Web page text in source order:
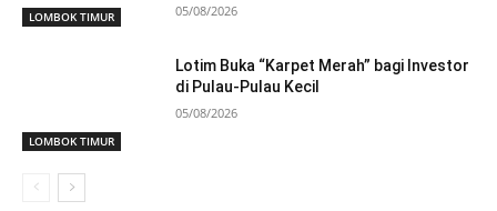
LOMBOK TIMUR 05/08/2026
LOMBOK TIMUR
Lotim Buka “Karpet Merah” bagi Investor
di Pulau-Pulau Kecil
05/08/2026